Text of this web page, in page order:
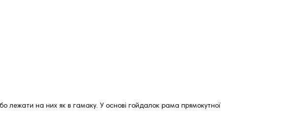
лежати на них як в гамаку. У основі гойдалок рама прямокутної